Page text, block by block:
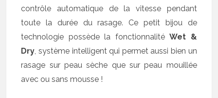
contrôle automatique de la vitesse pendant
toute la durée du rasage. Ce petit bijou de
technologie possède la fonctionnalitéWet &
Dry, système intelligent qui permet aussi bien un
rasage sur peau sèche que sur peau mouillée
avec ou sans mousse !